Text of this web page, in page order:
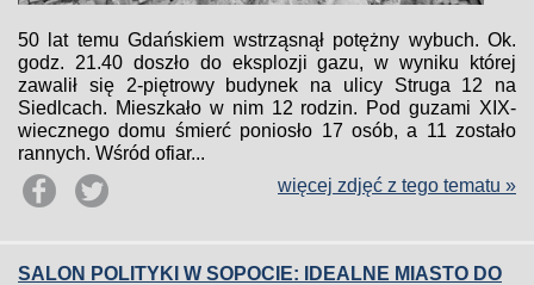
50 lat temu Gdańskiem wstrząsnął potężny wybuch. Ok.
godz. 21.40 doszło do eksplozji gazu, w wyniku której
zawalił się 2-piętrowy budynek na ulicy Struga 12 na
Siedlcach. Mieszkało w nim 12 rodzin. Pod guzami XIX-
wiecznego domu śmierć poniosło 17 osób, a 11 zostało
rannych. Wśród ofiar...
więcej zdjęć z tego tematu »
SALON POLITYKI W SOPOCIE: IDEALNE MIASTO DO